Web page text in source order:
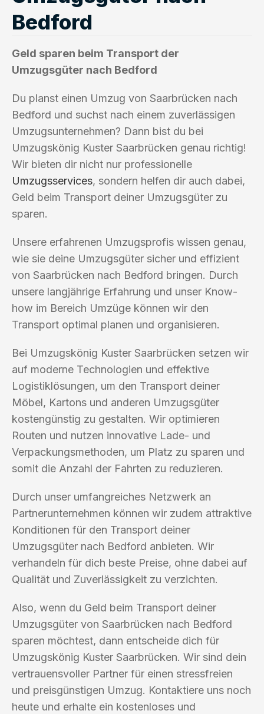
Bedford
Geld sparen beim Transport der
Umzugsgüter nach Bedford
Du planst einen Umzug von Saarbrücken nach
Bedford und suchst nach einem zuverlässigen
Umzugsunternehmen? Dann bist du bei
Umzugskönig Kuster Saarbrücken genau richtig!
Wir bieten dir nicht nur professionelle
Umzugsservices, sondern helfen dir auch dabei,
Geld beim Transport deiner Umzugsgüter zu
sparen.
Unsere erfahrenen Umzugsprofis wissen genau,
wie sie deine Umzugsgüter sicher und effizient
von Saarbrücken nach Bedford bringen. Durch
unsere langjährige Erfahrung und unser Know-
how im Bereich Umzüge können wir den
Transport optimal planen und organisieren.
Bei Umzugskönig Kuster Saarbrücken setzen wir
auf moderne Technologien und effektive
Logistiklösungen, um den Transport deiner
Möbel, Kartons und anderen Umzugsgüter
kostengünstig zu gestalten. Wir optimieren
Routen und nutzen innovative Lade- und
Verpackungsmethoden, um Platz zu sparen und
somit die Anzahl der Fahrten zu reduzieren.
Durch unser umfangreiches Netzwerk an
Partnerunternehmen können wir zudem attraktive
Konditionen für den Transport deiner
Umzugsgüter nach Bedford anbieten. Wir
verhandeln für dich beste Preise, ohne dabei auf
Qualität und Zuverlässigkeit zu verzichten.
Also, wenn du Geld beim Transport deiner
Umzugsgüter von Saarbrücken nach Bedford
sparen möchtest, dann entscheide dich für
Umzugskönig Kuster Saarbrücken. Wir sind dein
vertrauensvoller Partner für einen stressfreien
und preisgünstigen Umzug. Kontaktiere uns noch
heute und erhalte ein kostenloses und